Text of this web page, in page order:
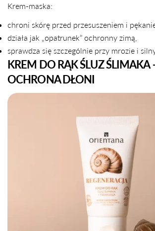
Krem-maska:
chroni skórę przed przesuszeniem i
działa jak „opatrunek” ochronny zimą,
sprawdza się szczególnie przy mrozie i
KREM DO RĄK ŚLUZ
OCHRONA DŁONI